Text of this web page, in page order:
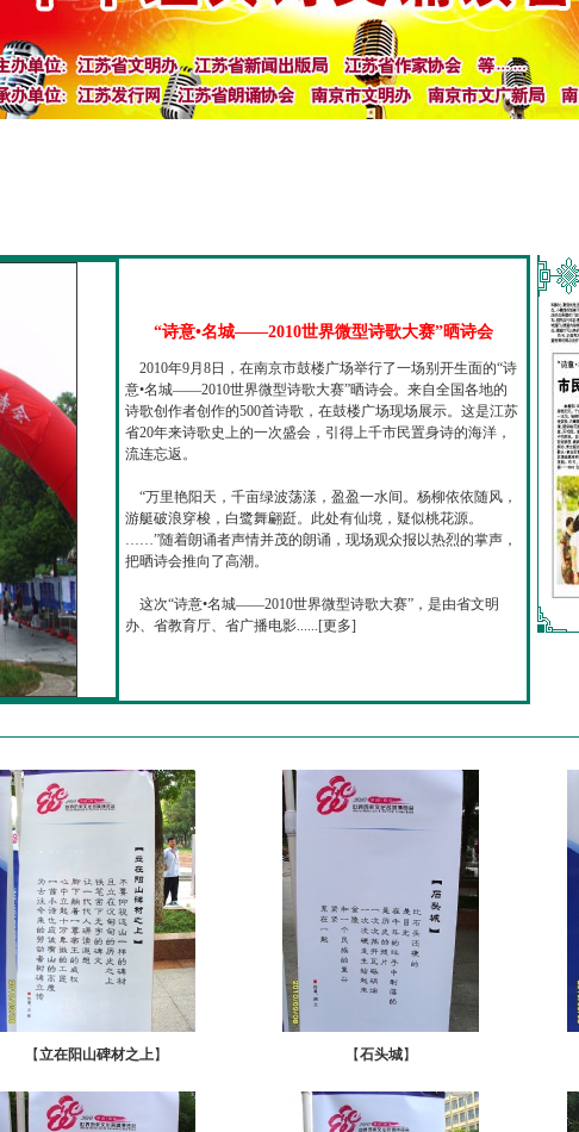
“诗意•名城——2010世界微型诗歌大赛”晒诗会
2010年9月8日，在南京市鼓楼广场举行了一场别开生面的“诗
意•名城——2010世界微型诗歌大赛”晒诗会。来自全国各地的
诗歌创作者创作的500首诗歌，在鼓楼广场现场展示。这是江苏
省20年来诗歌史上的一次盛会，引得上千市民置身诗的海洋，
流连忘返。
“万里艳阳天，千亩绿波荡漾，盈盈一水间。杨柳依依随风，
游艇破浪穿梭，白鹭舞翩跹。此处有仙境，疑似桃花源。
……”随着朗诵者声情并茂的朗诵，现场观众报以热烈的掌声，
把晒诗会推向了高潮。
这次“诗意•名城——2010世界微型诗歌大赛”，是由省文明
办、省教育厅、省广播电影......[更多]
【立在阳山碑材之上】 【石头城】